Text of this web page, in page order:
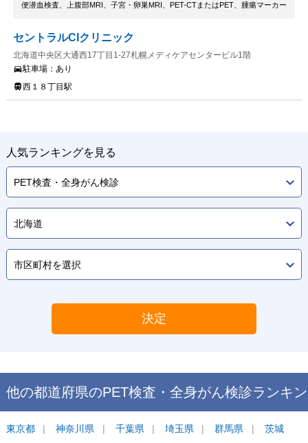
便潜血検査、上腹部MRI、子宮・卵巣MRI、PET-CTまたはPET、腫瘍マーカー
セントラルCIクリニック
北海道中央区大通西17丁目1-27札幌メディケアセンタービル1階
駐車場： あり
西１８丁目駅
人気ランキングを見る
決定
他の都道府県のPET検査・全身がん検診ランキン
グ
東京都 神奈川県 千葉県 埼玉県 群馬県
茨城